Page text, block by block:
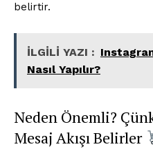
belirtir.
İLGİLİ YAZI :
Nasıl Yapılır?
Neden Önemli?
Mesaj Akışı Belirler